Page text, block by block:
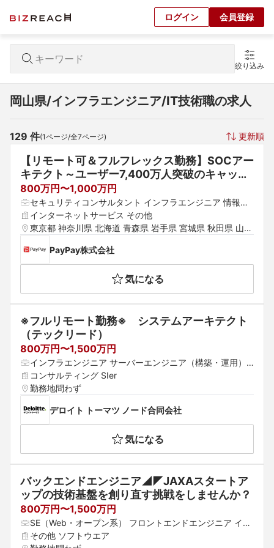
ログイン 会員登録
絞り込み
岡山県/インフラエンジニア/IT技術職の求人
129 件(1ページ/全7ページ) 更新順
【リモート可＆フルフレックス勤務】SOCアー
キテクト～ユーザー7,400万人突破のキャッシ
ュレス決済サービス～
800万円〜1,000万円
セキュリティコンサルタント インフラエンジニア 情報シ
ステム・社内SE
インターネットサービス その他
東京都 神奈川県 北海道 青森県 岩手県 宮城県 秋田県 山形
岡県 岐阜県 三重県 山梨県 新潟県 富山県 石川県 福井県
長野県 大阪府 京都府 兵庫県 滋賀県 奈良県 和歌山県 鳥
取県 島根県 岡山県 広島県 山口県 徳島県 香川県 愛媛県
高知県 福岡県 佐賀県 長崎県 熊本県 大分県 宮崎県 鹿児
島県 沖縄県
PayPay株式会社
気になる
※フルリモート勤務※　システムアーキテクト
（テックリード）
800万円〜1,500万円
インフラエンジニア サーバーエンジニア（構築・運用）
システムコンサルタント
コンサルティング SIer
勤務地問わず
デロイト トーマツ ノード合同会社
気になる
バックエンドエンジニア◢◤JAXAスタートア
ップの技術基盤を創り直す挑戦をしませんか？
800万円〜1,500万円
SE（Web・オープン系） フロントエンドエンジニア イン
フラエンジニア
その他 ソフトウエア